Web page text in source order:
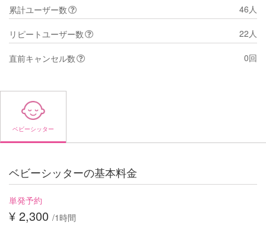
累計ユーザー数
46人
リピートユーザー数 22人
直前キャンセル数 0回
ベビーシッター
ベビーシッターの基本料金
単発予約
¥ 2,300 /1時間